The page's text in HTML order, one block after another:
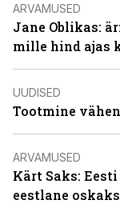
ARVAMUSED
Jane Oblikas:
mille hind ajas
UUDISED
Tootmine
ARVAMUSED
Kärt Saks:
eestlane